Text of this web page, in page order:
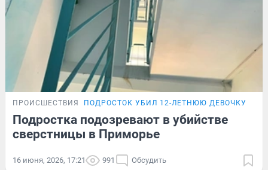
ПРОИСШЕСТВИЯ ПОДРОСТОК УБИЛ 12-ЛЕТНЮЮ ДЕВОЧКУ
Подростка подозревают в убийстве
сверстницы в Приморье
16 июня, 2026, 17:21 991 Обсудить